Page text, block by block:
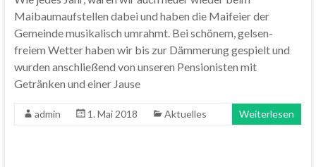
Maibaumaufstellen dabei und haben die Maifeier der
Gemeinde musikalisch umrahmt. Bei schönem, gelsen-
freiem Wetter haben wir bis zur Dämmerung gespielt und
wurden anschließend von unseren Pensionisten mit
Getränken und einer Jause
admin 1. Mai 2018 Aktuelles Weiterlesen